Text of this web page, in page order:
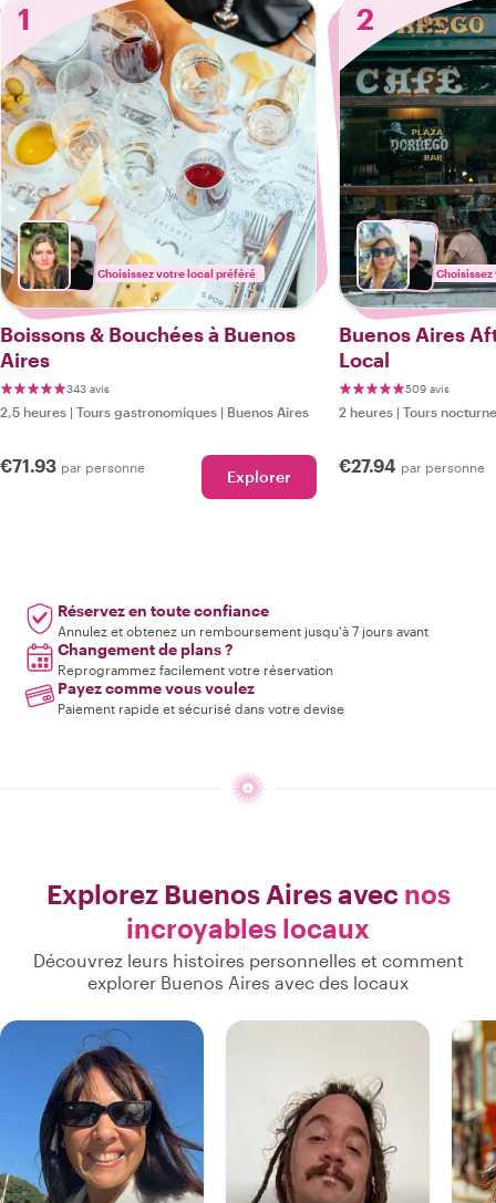
1
Choisissez votre local préféré
Boissons & Bouchées à Buenos
Aires
343 avis
2,5 heures | Tours gastronomiques | Buenos Aires
€71.93 par personne Explorer
2
Buenos Aires
Local
509 avis
2 heures | Tours
€27.94 par personne
Réservez en toute confiance
Annulez et obtenez un remboursement jusqu'à 7 jours avant
Changement de plans ?
Reprogrammez facilement votre réservation
Payez comme vous voulez
Paiement rapide et sécurisé dans votre devise
Explorez Buenos Aires avec nos
incroyables locaux
Découvrez leurs histoires personnelles et comment
explorer Buenos Aires avec des locaux